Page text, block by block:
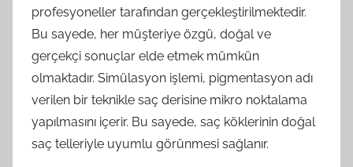
profesyoneller tarafından gerçekleştirilmektedir.
Bu sayede, her müşteriye özgü, doğal ve
gerçekçi sonuçlar elde etmek mümkün
olmaktadır. Simülasyon işlemi, pigmentasyon adı
verilen bir teknikle saç derisine mikro noktalama
yapılmasını içerir. Bu sayede, saç köklerinin doğal
saç telleriyle uyumlu görünmesi sağlanır.